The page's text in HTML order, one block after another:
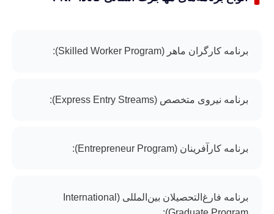
برنامه کارگران ماهر (Skilled Worker Program):
برنامه نیروی متخصص (Express Entry Streams):
برنامه کارآفرینان (Entrepreneur Program):
برنامه فارغ‌التحصیلان بین‌المللی (International